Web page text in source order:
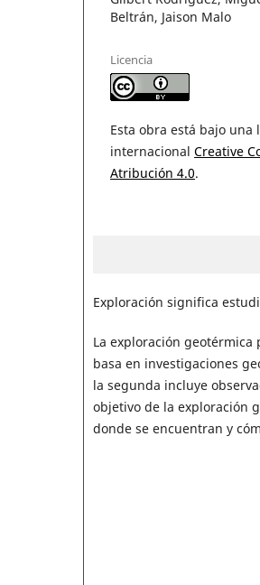
Beltrán, Jaison Malo
Licencia
Esta obra está bajo una
internacional Creative
Atribución 4.0.
Exploración significa
La exploración
basa en investigaciones
la segunda incluye
objetivo de la exploración
donde se encuentran y